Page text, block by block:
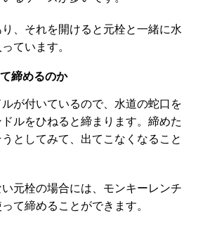
、それを開けると元栓と一緒に水
ています。
締めるのか
が付いているので、水道の蛇口を
ルをひねると締まります。締めた
としてみて、出てこなくなること
元栓の場合には、モンキーレンチ
て締めることができます。